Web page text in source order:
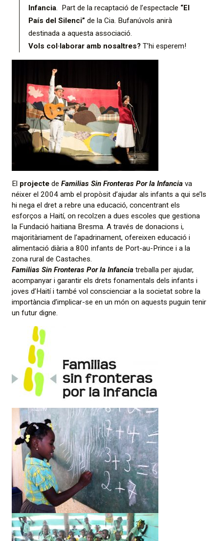
Infancia. Part de la recaptació de l’espectacle “El
País del Silenci” de la Cia. Bufanúvols anirà
destinada a aquesta associació.
Vols col·laborar amb nosaltres? T’hi esperem!
El projecte deFamilias Sin Fronteras Por la Infancia va
néixer el 2004 amb el propòsit d’ajudar als infants a qui se’ls
hi nega el dret a rebre una educació, concentrant els
esforços a Haití, on recolzen a dues escoles que gestiona
la Fundació haitiana Bresma. A través de donacions i,
majoritàriament de l’apadrinament, ofereixen educació i
alimentació diària a 800 infants de Port-au-Prince i a la
zona rural de Castaches.
Familias Sin Fronteras Por la Infancia treballa per ajudar,
acompanyar i garantir els drets fonamentals dels infants i
joves d’Haití i també vol conscienciar a la societat sobre la
importància d’implicar-se en un món on aquests puguin tenir
un futur digne.